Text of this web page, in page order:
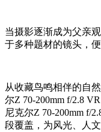
当摄影逐渐成为父亲
于多种题材的镜头，
从收藏鸟鸣相伴的自
尔Z 70-200mm f/2.8
尼克尔Z 70-200mm f/
段覆盖，为风光、人